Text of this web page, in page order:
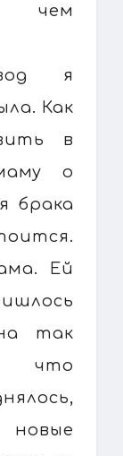
чем
я
Как
в
о
брака
Ей
так
что